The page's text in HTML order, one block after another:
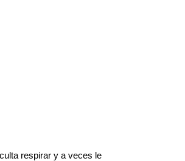
respirar y a veces le